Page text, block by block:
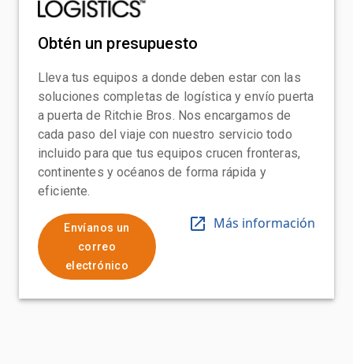
Obtén un presupuesto
Lleva tus equipos a donde deben estar con las
soluciones completas de logística y envío puerta
a puerta de Ritchie Bros. Nos encargamos de
cada paso del viaje con nuestro servicio todo
incluido para que tus equipos crucen fronteras,
continentes y océanos de forma rápida y
eficiente.
Envíanos un
correo
electrónico
Más información